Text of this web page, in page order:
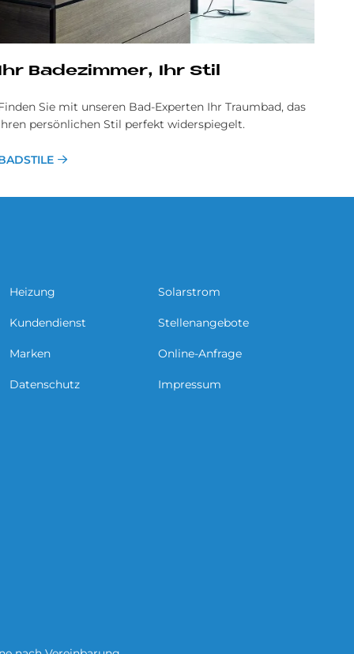
Ihr Ba­de­zim­mer, Ihr Stil
Sie mit unseren Bad-Experten Ihr Traumbad, das
persönlichen Stil perfekt widerspiegelt.
Heizung Solarstrom
Kundendienst Stellenangebote
Marken Online-Anfrage
Datenschutz Impressum